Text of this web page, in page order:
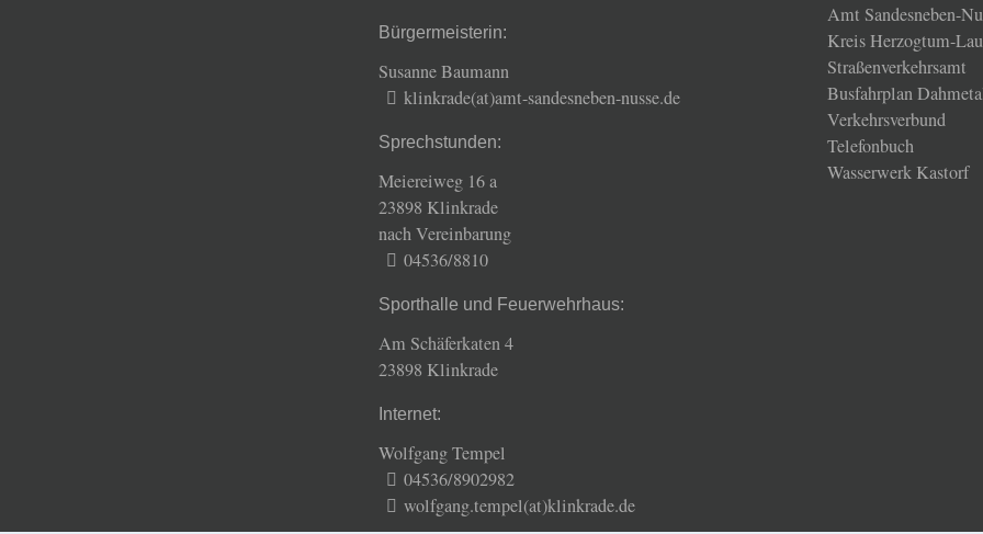
Bürgermeisterin:
Susanne Baumann
klinkrade(at)amt-sandesneben-nusse.de
Sprechstunden:
Meiereiweg 16 a
23898 Klinkrade
nach Vereinbarung
04536/8810
Sporthalle und Feuerwehrhaus:
Am Schäferkaten 4
23898 Klinkrade
Internet:
Wolfgang Tempel
04536/8902982
wolfgang.tempel(at)klinkrade.de
Amt Sandesneben-
Kreis Herzogtum-
Straßenverkehrsamt
Busfahrplan
Verkehrsverbund
Telefonbuch
Wasserwerk Kastorf